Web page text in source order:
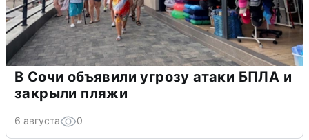
В Сочи объявили угрозу атаки БПЛА и
закрыли пляжи
6 августа 0